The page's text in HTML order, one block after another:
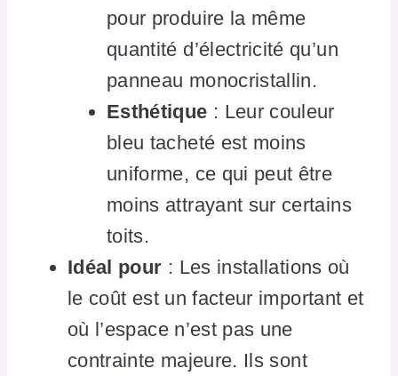
pour produire la même
quantité d’électricité qu’un
panneau monocristallin.
Esthétique : Leur couleur
bleu tacheté est moins
uniforme, ce qui peut être
moins attrayant sur certains
toits.
Idéal pour : Les installations où
le coût est un facteur important et
où l’espace n’est pas une
contrainte majeure. Ils sont